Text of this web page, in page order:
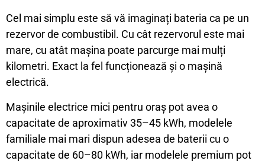
Cel mai simplu este să vă imaginați bateria ca pe un
rezervor de combustibil. Cu cât rezervorul este mai
mare, cu atât mașina poate parcurge mai mulți
kilometri. Exact la fel funcționează și o mașină
electrică.
Mașinile electrice mici pentru oraș pot avea o
capacitate de aproximativ 35–45 kWh, modelele
familiale mai mari dispun adesea de baterii cu o
capacitate de 60–80 kWh, iar modelele premium pot